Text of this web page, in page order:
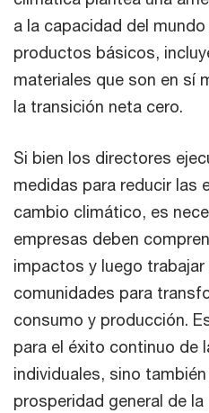
a la capacidad del
productos básicos,
materiales que son en sí
la transición neta cero.
Si bien los directores
medidas para reducir las
cambio climático, es
empresas deben
impactos y luego
comunidades para
consumo y producción.
para el éxito continuo de
individuales, sino
prosperidad general de